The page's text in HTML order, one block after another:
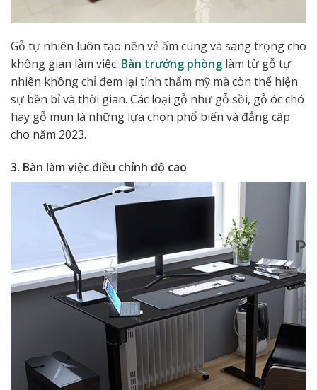
Gỗ tự nhiên luôn tạo nên vẻ ấm cúng và sang trọng cho
không gian làm việc. Bàn trưởng phòng làm từ gỗ tự
nhiên không chỉ đem lại tính thẩm mỹ mà còn thể hiện
sự bền bỉ và thời gian. Các loại gỗ như gỗ sồi, gỗ óc chó
hay gỗ mun là những lựa chọn phổ biến và đẳng cấp
cho năm 2023.
3. Bàn làm việc điều chỉnh độ cao